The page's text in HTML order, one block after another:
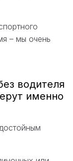
– мы очень
водителя
именно